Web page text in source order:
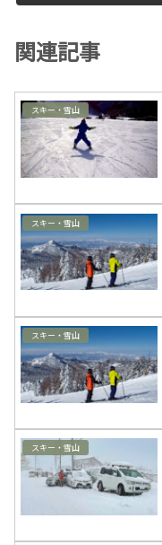
関連記事
スキー・雪山
スキー・雪山
スキー・雪山
スキー・雪山